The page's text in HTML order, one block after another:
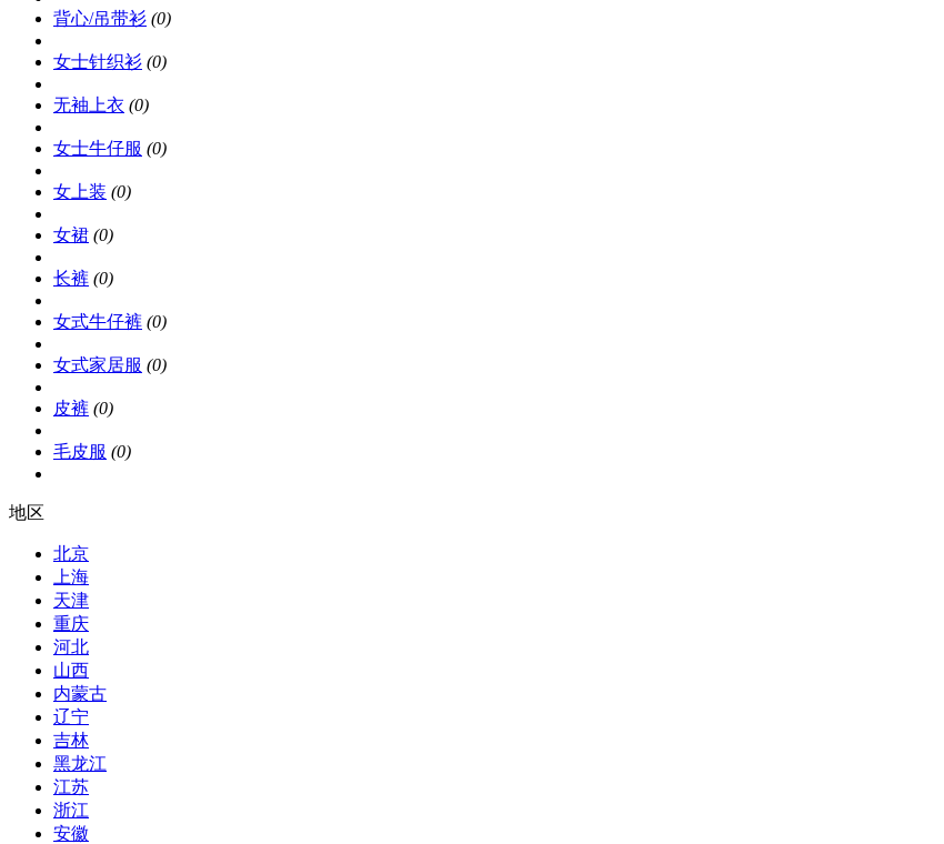
背心/吊带衫 (0)
女士针织衫 (0)
无袖上衣 (0)
女士牛仔服 (0)
女上装 (0)
女裙 (0)
长裤 (0)
女式牛仔裤 (0)
女式家居服 (0)
皮裤 (0)
毛皮服 (0)
地区
北京
上海
天津
重庆
河北
山西
内蒙古
辽宁
吉林
黑龙江
江苏
浙江
安徽